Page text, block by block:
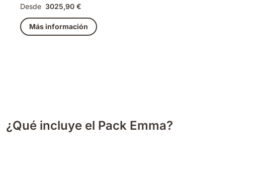
Desde 3025,90 €
Más información
¿Qué incluye el Pack Emma?